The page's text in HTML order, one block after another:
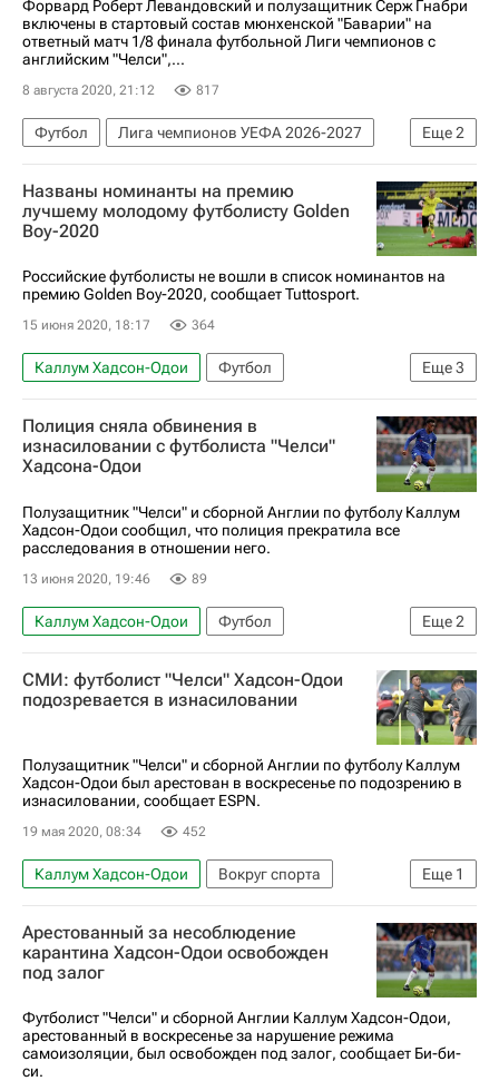
Форвард Роберт Левандовский и полузащитник Серж Гнабри
включены в стартовый состав мюнхенской "Баварии" на
ответный матч 1/8 финала футбольной Лиги чемпионов с
английским "Челси",...
8 августа 2020, 21:12 817
Еще2
Футбол
Лига чемпионов УЕФА 2026-2027
Челси
Бавария
Названы номинанты на премию
лучшему молодому футболисту Golden
Boy-2020
Российские футболисты не вошли в список номинантов на
премию Golden Boy-2020, сообщает Tuttosport.
15 июня 2020, 18:17 364
Еще3
Каллум Хадсон-Одои
Футбол
Эрлинг Холанд
Жоао Феликс Ансу Фати
Полиция сняла обвинения в
изнасиловании с футболиста "Челси"
Хадсона-Одои
Полузащитник "Челси" и сборной Англии по футболу Каллум
Хадсон-Одои сообщил, что полиция прекратила все
расследования в отношении него.
13 июня 2020, 19:46 89
Еще2
Каллум Хадсон-Одои
Футбол
АПЛ 2026-2027 (Чемпионат Англии по футболу)
Челси
СМИ: футболист "Челси" Хадсон-Одои
подозревается в изнасиловании
Полузащитник "Челси" и сборной Англии по футболу Каллум
Хадсон-Одои был арестован в воскресенье по подозрению в
изнасиловании, сообщает ESPN.
19 мая 2020, 08:34 452
Еще 1
Каллум Хадсон-Одои
Вокруг спорта
Челси
Арестованный за несоблюдение
карантина Хадсон-Одои освобожден
под залог
Футболист "Челси" и сборной Англии Каллум Хадсон-Одои,
арестованный в воскресенье за нарушение режима
самоизоляции, был освобожден под залог, сообщает Би-би-
си.